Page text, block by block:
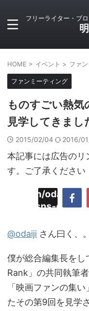
フリーライター・ブ
HOME > イベント > ファ
ファンミーティング
ものすごい熱
見学してきまし
2015/02/04 2016/
本記事には広告のリ
す。ご了承ください
sns-
@odaiji さん曰く、。
僕が総合編集長を
Rank」の共同執筆者
「映画ファンの集
たその第9回を見学